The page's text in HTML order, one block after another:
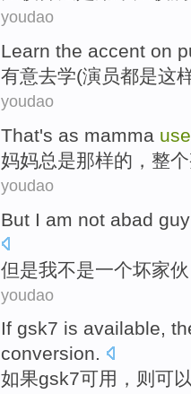
youdao
Learn the accent on
有意去学(演员都是这
youdao
That's as mamma
妈妈总是那样的， 整
youdao
But I am not abad
但是我不是一个坏家
youdao
If gsk7 is available,
conversion.
如果gsk7可用 ， 则 可以